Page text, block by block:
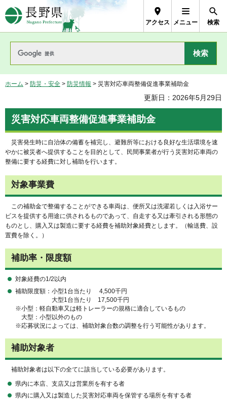
長野県Nagano Prefecture
アクセス メニュー 検索
ホーム > 防災・安全 > 防災情報 > 災害対応車両整備促進事業補助金
更新日：2026年5月29日
災害対応車両整備促進事業補助金
災害発生時に自治体の備蓄を補完し、避難所等における良好な生活環境を速
やかに被災者へ提供することを目的として、民間事業者が行う災害対応車両の
整備に要する経費に対し補助を行います。
対象事業費
この補助金で整備することができる車両は、便所又は洗濯若しくは入浴サー
ビスを提供する用途に供されるものであって、自走する又は牽引される形態の
ものとし、購入又は製造に要する経費を補助対象経費とします。（輸送費、設
置費を除く。）
補助率・限度額
対象経費の1/2以内
補助限度額：小型1台当たり 4,500千円
大型1台当たり 17,500千円
※小型：軽自動車又は軽トレーラーの規格に適合しているもの
大型：小型以外のもの
※応募状況によっては、補助対象台数の調整を行う可能性があります。
補助対象者
補助対象者は以下の全てに該当している必要があります。
県内に本店、支店又は営業所を有する者
県内に購入又は製造した災害対応車両を保管する場所を有する者